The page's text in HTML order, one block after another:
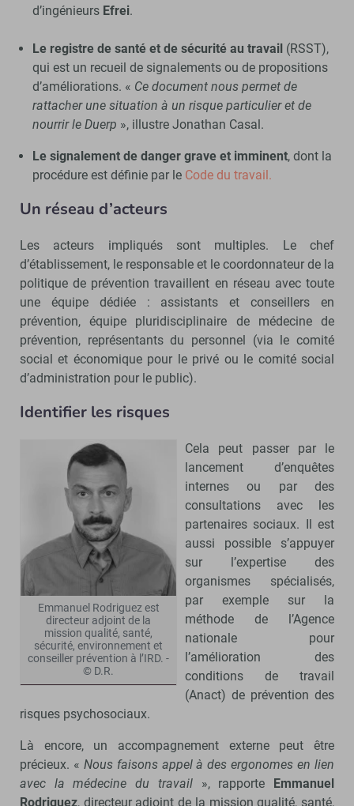
d’ingénieurs Efrei.
Le registre de santé et de sécurité au travail(RSST),
qui est un recueil de signalements ou de propositions
d’améliorations. « Ce document nous permet de
rattacher une situation à un risque particulier et de
nourrir le Duerp », illustre Jonathan Casal.
Le signalement de danger grave et imminent, dont la
procédure est définie par le Code du travail.
Un réseau d’acteurs
Les acteurs impliqués sont multiples. Le chef
d’établissement, le responsable et le coordonnateur de la
politique de prévention travaillent en réseau avec toute
une équipe dédiée : assistants et conseillers en
prévention, équipe pluridisciplinaire de médecine de
prévention, représentants du personnel (via le comité
social et économique pour le privé ou le comité social
d’administration pour le public).
Identifier les risques
Emmanuel Rodriguez est
directeur adjoint de la
mission qualité, santé,
sécurité, environnement et
conseiller prévention à l’IRD. -
© D.R.
Cela peut passer par le
lancement d’enquêtes
internes ou par des
consultations avec les
partenaires sociaux. Il est
aussi possible s’appuyer
sur l’expertise des
organismes spécialisés,
par exemple sur la
méthode de l’Agence
nationale pour
l’amélioration des
conditions de travail
(Anact) de prévention des
risques psychosociaux.
Là encore, un accompagnement externe peut être
précieux. « Nous faisons appel à des ergonomes en lien
avec la médecine du travail», rapporte Emmanuel
Rodriguez, directeur adjoint de la mission qualité, santé,